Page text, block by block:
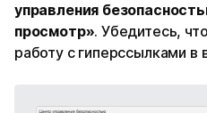
управления
просмотр». Убедитесь,
работу с гиперссылками в